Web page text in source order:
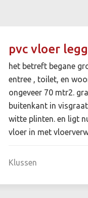
pvc vloer
het betreft begane
entree , toilet, en
ongeveer 70 mtr2.
buitenkant in
witte plinten. en ligt
vloer in met
Klussen